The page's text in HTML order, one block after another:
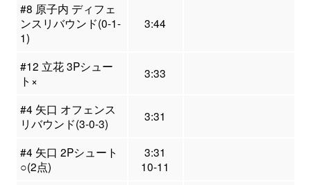
#8 原子内 ディフェ
ンスリバウンド(0-1-
1)
3:44
#12 立花 3Pシュー
ト×
3:33
#4 矢口 オフェンス
リバウンド(3-0-3)
3:31
#4 矢口 2Pシュート
○(2点)
3:31
10-11